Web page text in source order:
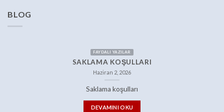
BLOG
FAYDALI YAZILAR
SAKLAMA KOŞULLARI
Haziran 2, 2026
Saklama koşulları
DEVAMINI OKU